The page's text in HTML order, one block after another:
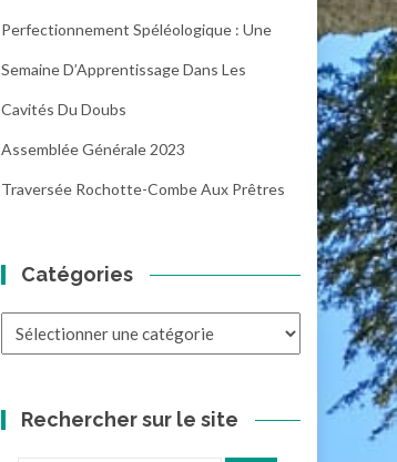
Perfectionnement Spéléologique : Une
Semaine D’Apprentissage Dans Les
Cavités Du Doubs
Assemblée Générale 2023
Traversée Rochotte-Combe Aux Prêtres
Catégories
Rechercher sur le site